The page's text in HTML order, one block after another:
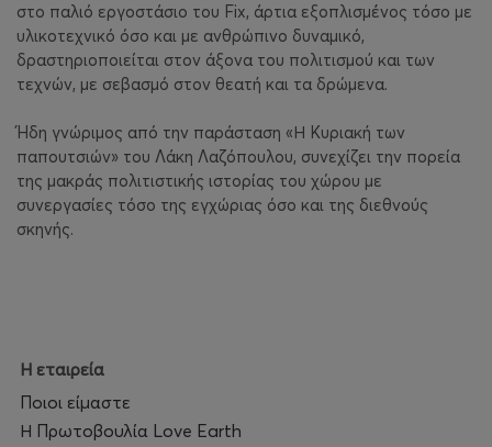
στο παλιό εργοστάσιο του Fix, άρτια εξοπλισμένος τόσο με
υλικοτεχνικό όσο και με ανθρώπινο δυναμικό,
δραστηριοποιείται στον άξονα του πολιτισμού και των
τεχνών, με σεβασμό στον θεατή και τα δρώμενα.
Ήδη γνώριμος από την παράσταση «Η Κυριακή των
παπουτσιών» του Λάκη Λαζόπουλου, συνεχίζει την πορεία
της μακράς πολιτιστικής ιστορίας του χώρου με
συνεργασίες τόσο της εγχώριας όσο και της διεθνoύς
σκηνής.
Η εταιρεία
Ποιοι είμαστε
Η Πρωτοβουλία Love Earth